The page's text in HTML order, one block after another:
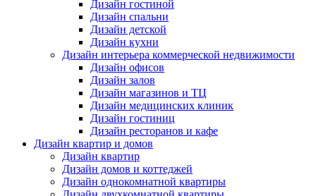
Дизайн гостиной
Дизайн спальни
Дизайн детской
Дизайн кухни
Дизайн интерьера коммерческой недвижимости
Дизайн офисов
Дизайн залов
Дизайн магазинов и ТЦ
Дизайн медицинских клиник
Дизайн гостиниц
Дизайн ресторанов и кафе
Дизайн квартир и домов
Дизайн квартир
Дизайн домов и коттеджей
Дизайн однокомнатной квартиры